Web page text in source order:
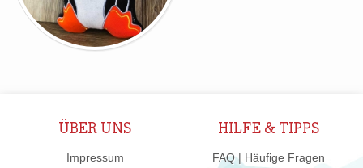
ÜBER UNS
Impressum
HILFE & TIPPS
FAQ | Häufige Fragen